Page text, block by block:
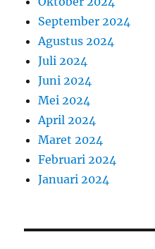
September 2024
Agustus 2024
Juli 2024
Juni 2024
Mei 2024
April 2024
Maret 2024
Februari 2024
Januari 2024